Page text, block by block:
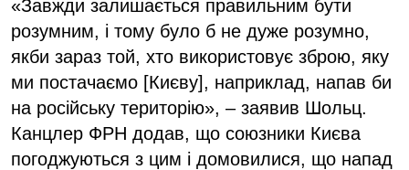
«Завжди залишається правильним бути
розумним, і тому було б не дуже розумно,
якби зараз той, хто використовує зброю, яку
ми постачаємо [Києву], наприклад, напав би
на російську територію», – заявив Шольц.
Канцлер ФРН додав, що союзники Києва
погоджуються з цим і домовилися, що напад